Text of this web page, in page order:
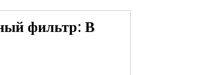
фильтр: В